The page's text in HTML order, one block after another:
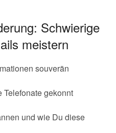
Schwierige
meistern
souverän
Telefonate gekonnt
und wie Du diese